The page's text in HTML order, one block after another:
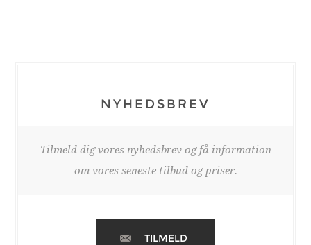
NYHEDSBREV
Tilmeld dig vores nyhedsbrev og få information
om vores seneste tilbud og priser.
TILMELD